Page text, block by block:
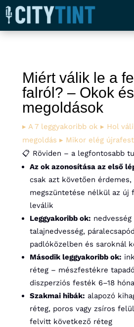
Miért válik le a
falról? – Okok és
megoldások
▸ A 7 leggyakoribb ok ▸ Hol
megoldás ▸ Mikor elég
📋 Röviden – a legfontosabb
Az ok azonosítása az első
csak azt követően
megszüntetése nélkül az új
leválik
Leggyakoribb ok: nedvesség
talajnedvesség,
padlóközelben és saroknál
Második leggyakoribb ok:
réteg – mészfestékre
diszperziós festék 6–18
Szakmai hibák: alapozó
réteg, poros vagy zsíros
felvitt következő réteg